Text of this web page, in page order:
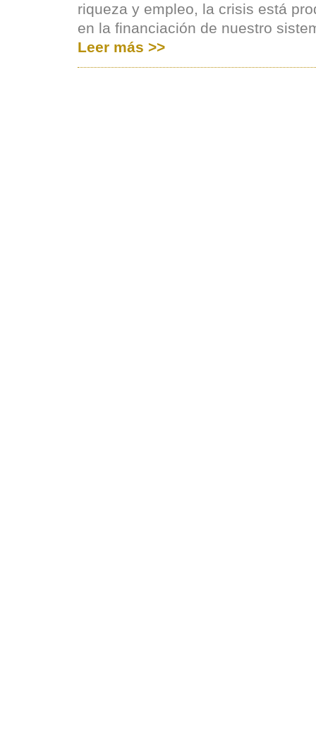
riqueza y empleo, la crisis está
en la financiación de nuestro
Leer más >>